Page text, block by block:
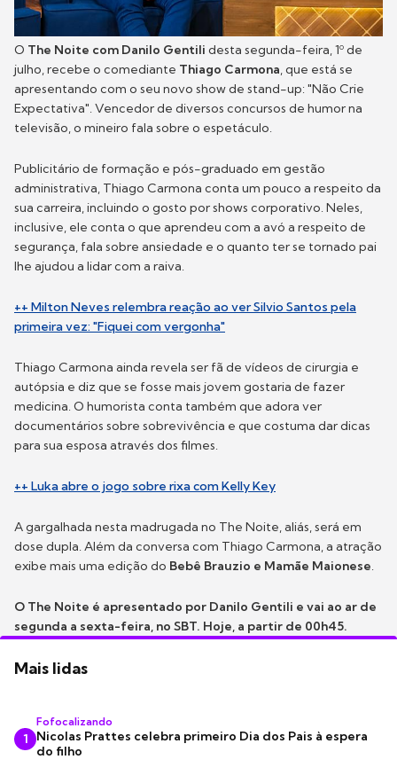
O The Noite com Danilo Gentili desta segunda-feira, 1º de
julho, recebe o comediante Thiago Carmona, que está se
apresentando com o seu novo show de stand-up: "Não Crie
Expectativa". Vencedor de diversos concursos de humor na
televisão, o mineiro fala sobre o espetáculo.
Publicitário de formação e pós-graduado em gestão
administrativa, Thiago Carmona conta um pouco a respeito da
sua carreira, incluindo o gosto por shows corporativo. Neles,
inclusive, ele conta o que aprendeu com a avó a respeito de
segurança, fala sobre ansiedade e o quanto ter se tornado pai
lhe ajudou a lidar com a raiva.
++ Milton Neves relembra reação ao ver Silvio Santos pela
primeira vez: "Fiquei com vergonha"
Thiago Carmona ainda revela ser fã de vídeos de cirurgia e
autópsia e diz que se fosse mais jovem gostaria de fazer
medicina. O humorista conta também que adora ver
documentários sobre sobrevivência e que costuma dar dicas
para sua esposa através dos filmes.
++ Luka abre o jogo sobre rixa com Kelly Key
A gargalhada nesta madrugada no The Noite, aliás, será em
dose dupla. Além da conversa com Thiago Carmona, a atração
exibe mais uma edição do Bebê Brauzio e Mamãe Maionese.
O The Noite é apresentado por Danilo Gentili e vai ao ar de
segunda a sexta-feira, no SBT. Hoje, a partir de 00h45.
Mais lidas
1
Fofocalizando
Nicolas Prattes celebra primeiro Dia dos Pais à espera
do filho